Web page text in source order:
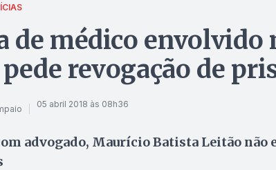
de médico envolvido
revogação de
05 abril 2018 às 08h36
advogado, Maurício Batista Leitão não